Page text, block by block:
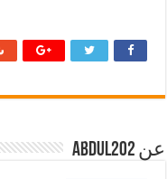
عن abdul202